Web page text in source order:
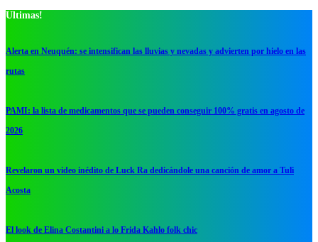
Ultimas!
Alerta en Neuquén: se intensifican las lluvias y nevadas y advierten por hielo en las
rutas
PAMI: la lista de medicamentos que se pueden conseguir 100% gratis en agosto de
2026
Revelaron un video inédito de Luck Ra dedicándole una canción de amor a Tuli
Acosta
El look de Elina Costantini a lo Frida Kahlo folk chic